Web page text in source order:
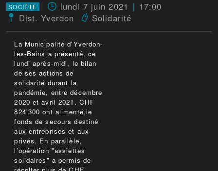
SOCIÉTÉ lundi 7 juin 2021
17:00
Dist. Yverdon
Solidarité
La Municipalité d'Yverdon-
les-Bains a présenté, ce
lundi après-midi, le bilan
de ses actions de
solidarité durant la
pandémie, entre décembre
2020 et avril 2021. CHF
824'300 ont alimenté le
fonds de secours destiné
aux entreprises et aux
privés. En parallèle,
l’opération "assiettes
solidaires" a permis de